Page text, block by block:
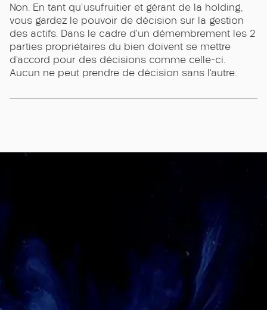
Non. En tant qu'usufruitier et gérant de la holding,
vous gardez le pouvoir de décision sur la gestion
des actifs. Dans le cadre d’un démembrement les 2
parties propriétaires du bien doivent se mettre
d’accord pour des décisions comme celle-ci.
Aucun ne peut prendre de décision sans l’autre.